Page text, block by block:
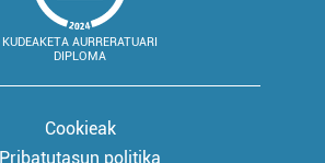
KUDEAKETA AURRERATUARI
DIPLOMA
Cookieak
Pribatutasun politika